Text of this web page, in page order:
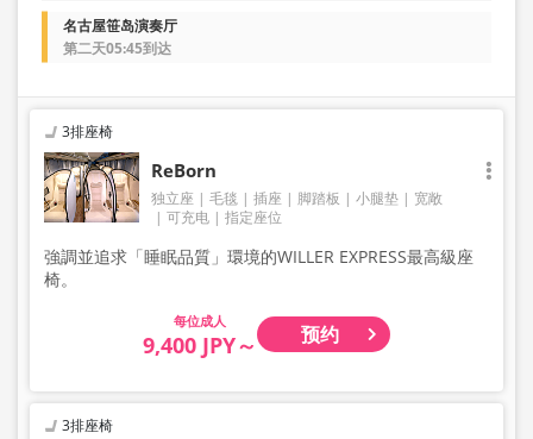
名古屋笹岛演奏厅
第二天05:45到达
3排座椅
ReBorn
独立座 毛毯 插座 脚踏板 小腿垫
宽敞
可充电
指定座位
強調並追求「睡眠品質」環境的WILLER EXPRESS最高級座
椅。
成人
9,400 JPY～ 预约
3排座椅